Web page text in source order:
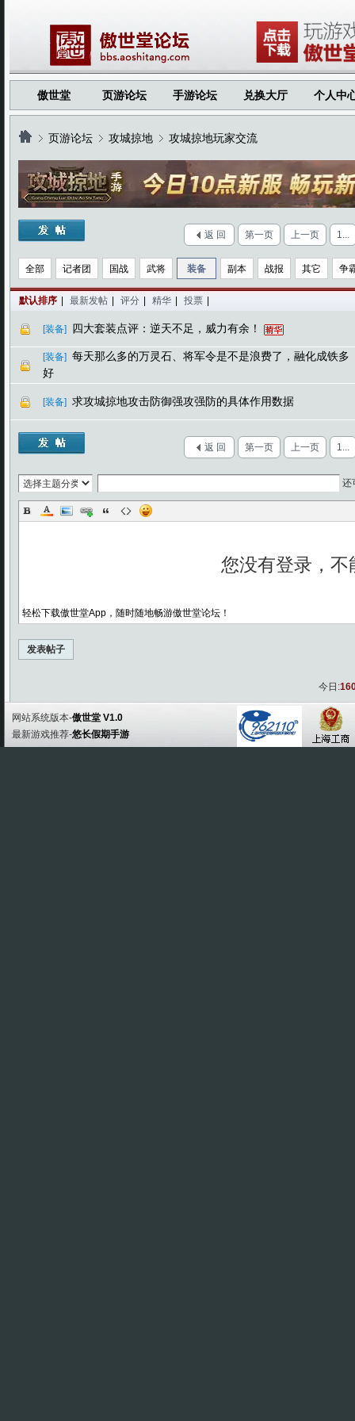
傲世堂 页游论坛 手游论坛 兑换大厅 个人中
›
页游论坛
›
攻城掠地
›
攻城掠地玩家交流
第一页 上一页 1...
返 回
全部 记者团 国战 武将 装备 副本 战报 其它 争
默认排序 最新发帖 评分 精华 投票
[装备] 四大套装点评：逆天不足，威力有余！
[装备] 每天那么多的万灵石、将军令是不是浪费了，融化成铁多
好
[装备] 求攻城掠地攻击防御强攻强防的具体作用数据
第一页 上一页 1...
返 回
还
轻松下载傲世堂App，随时随地畅游傲世堂论坛！
发表帖子
今日:
网站系统版本-傲世堂 V1.0
最新游戏推荐-悠长假期手游